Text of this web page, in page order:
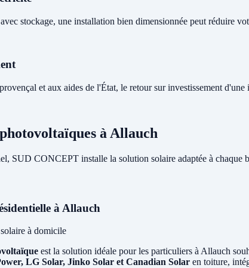
stockage, une installation bien dimensionnée peut réduire
et aux aides de l'État, le retour sur investissement
à Allauch
SUD CONCEPT installe la solution solaire adaptée à chaque
à Allauch
à domicile
est la solution idéale pour les particuliers à Allauch
LG Solar, Jinko Solar et Canadian Solar en toiture,